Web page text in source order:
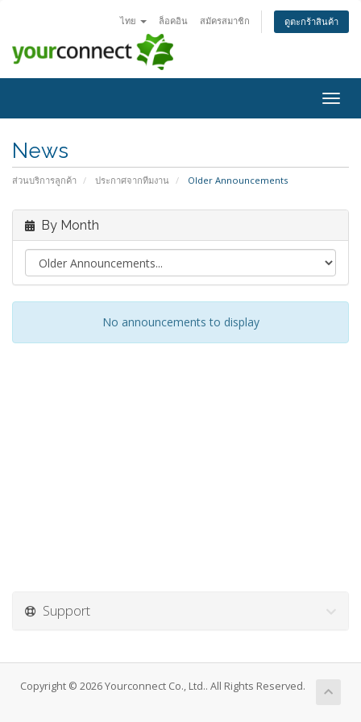
ไทย ล็อคอิน สมัครสมาชิก ดูตะกร้าสินค้า
News
ส่วนบริการลูกค้า ประกาศจากทีมงาน Older Announcements
By Month
No announcements to display
Support
Copyright © 2026 Yourconnect Co., Ltd.. All Rights Reserved.